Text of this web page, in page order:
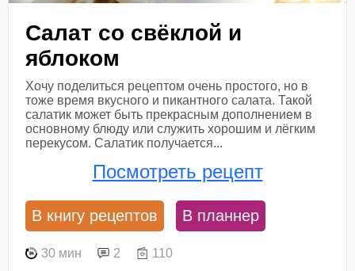
Салат со свёклой и
яблоком
Хочу поделиться рецептом очень простого, но в
тоже время вкусного и пикантного салата. Такой
салатик может быть прекрасным дополнением в
основному блюду или служить хорошим и лёгким
перекусом. Салатик получается...
Посмотреть рецепт
В книгу рецептов В планнер
30 мин 2 110